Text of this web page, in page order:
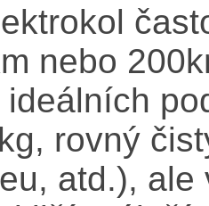
nebo
ideálních
rovný
atd.),